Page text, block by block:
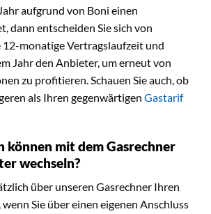
aufgrund von Boni einen
dann entscheiden Sie sich von
monatige Vertragslaufzeit und
Jahr den Anbieter, um erneut von
zu profitieren. Schauen Sie auch, ob
als Ihren gegenwärtigen Gastarif
können mit dem Gasrechner
wechseln?
über unseren Gasrechner Ihren
Sie über einen eigenen Anschluss